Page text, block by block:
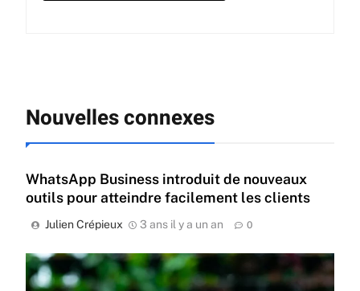
Nouvelles connexes
WhatsApp Business introduit de nouveaux
outils pour atteindre facilement les clients
Julien Crépieux 3 ans il y a un an 0